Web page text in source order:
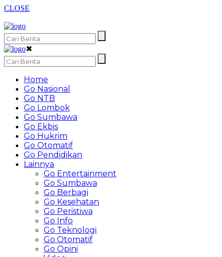
CLOSE
✖
Home
Go Nasional
Go NTB
Go Lombok
Go Sumbawa
Go Ekbis
Go Hukrim
Go Otomatif
Go Pendidikan
Lainnya
Go Entertainment
Go Sumbawa
Go Berbagi
Go Kesehatan
Go Peristiwa
Go Info
Go Teknologi
Go Otomatif
Go Opini